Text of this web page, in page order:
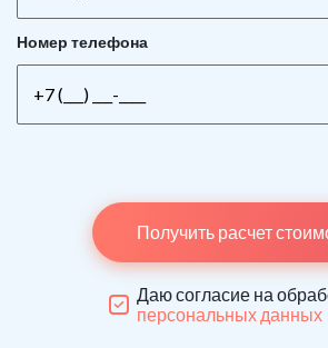
Номер телефона
Получить расчет
Даю согласие на
персональных данных